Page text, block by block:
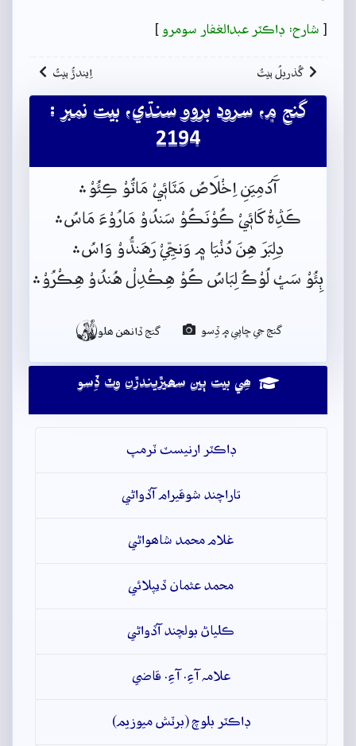
[ شارح: ڊاڪٽر عبدالغفار سومرو ]
گُذريلُ بيتُ اِيندڙُ بيتُ
گنج ۾، سرود بروو سنڌي، بيت نمبر :
2194
آَدَمِيَنِ اِخْلَاصُ مَٽَائٖيْ مَاٽُوْ ڪِئُوْ﮶
ڪَڎِہْ کَائٖيْ ڪُوْنَڪُوْ سَندُوْ مَارُوْءَ مَاسُ﮶
دِلِبَرَ هِنَ دُنْيَا م﮼ وَنڃِّيْ رَهَندُّوْ وَاسُ﮶
ٻِئُوْ سَڀْ لُوْڪُ لِبَاسُ ڪُوْ هِڪْدِلْ هُندُوْ هِڪْرُوْ﮶
گنج جي ڇاپي ۾ ڏِسو گنج ڏانھن ھلو
ھِي بيت ٻين سھيڙيندڙن وٽ ڏِسو
ڊاڪٽر ارنيسٽ ٽرمپ
تاراچند شوقيرام آڏواڻي
غلام محمد شاھواڻي
محمد عثمان ڏيپلائي
ڪلياڻ بولچند آڏواڻي
علامہ آءِ. آءِ. قاضي
ڊاڪٽر بلوچ (برٽش ميوزيم)